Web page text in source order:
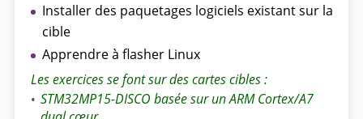
Installer des paquetages logiciels existant sur la
cible
Apprendre à flasher Linux
Les exercices se font sur des cartes cibles :
• STM32MP15-DISCO basée sur un ARM Cortex/A7